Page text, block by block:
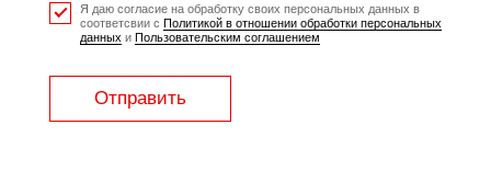
Я даю согласие на обработку своих персональных данных в
соответсвии с Политикой в отношении обработки персональных
данных и Пользовательским соглашением
Отправить